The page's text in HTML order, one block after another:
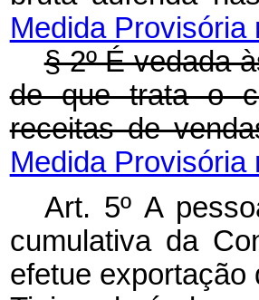
Medida Provisória
§ 2º É vedada
de que trata o
receitas de
Medida Provisória
Art. 5º A
cumulativa da
efetue exportação